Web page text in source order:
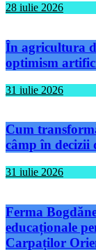
28 iulie 2026
În agricultura
optimism
31 iulie 2026
Cum
câmp în decizii
31 iulie 2026
Ferma
educaționale
Carpaților